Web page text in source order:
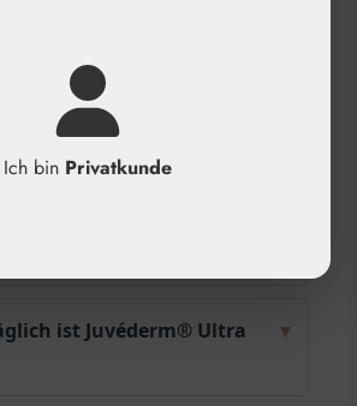
Ultra Smile
▾
ist Juvéderm® Ultra
Ich bin Privatkunde